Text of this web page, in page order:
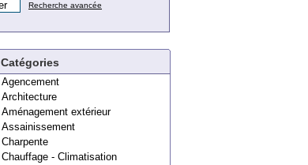
Recherche avancée
Catégories
Agencement
Architecture
Aménagement extérieur
Assainissement
Charpente
Chauffage - Climatisation